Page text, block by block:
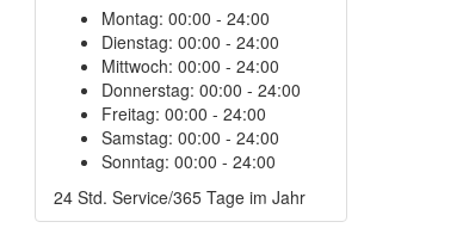
Montag: 00:00 - 24:00
Dienstag: 00:00 - 24:00
Mittwoch: 00:00 - 24:00
Donnerstag: 00:00 - 24:00
Freitag: 00:00 - 24:00
Samstag: 00:00 - 24:00
Sonntag: 00:00 - 24:00
24 Std. Service/365 Tage im Jahr